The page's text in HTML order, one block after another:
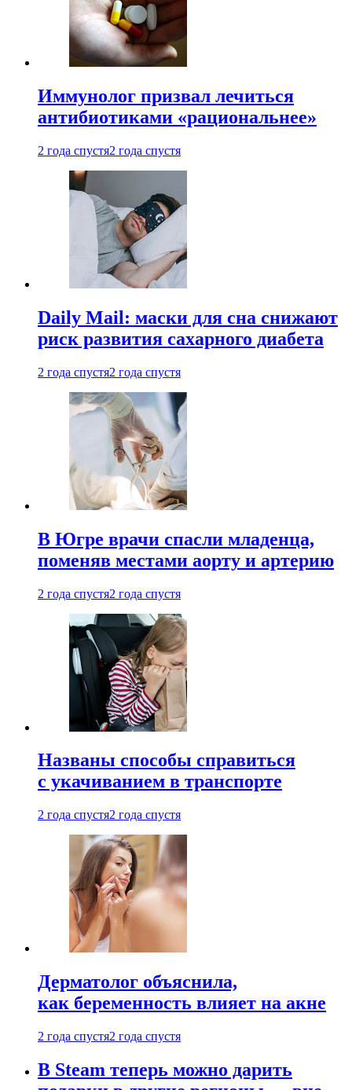
Иммунолог призвал лечиться
антибиотиками «рациональнее»
2 года спустя2 года спустя
Daily Mail: маски для сна снижают
риск развития сахарного диабета
2 года спустя2 года спустя
В Югре врачи спасли младенца,
поменяв местами аорту и артерию
2 года спустя2 года спустя
Названы способы справиться
с укачиванием в транспорте
2 года спустя2 года спустя
Дерматолог объяснила,
как беременность влияет на акне
2 года спустя2 года спустя
В Steam теперь можно дарить